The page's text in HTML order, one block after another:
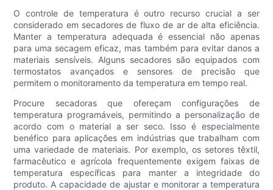
O controle de temperatura é outro recurso crucial a ser
considerado em secadores de fluxo de ar de alta eficiência.
Manter a temperatura adequada é essencial não apenas
para uma secagem eficaz, mas também para evitar danos a
materiais sensíveis. Alguns secadores são equipados com
termostatos avançados e sensores de precisão que
permitem o monitoramento da temperatura em tempo real.
Procure secadoras que ofereçam configurações de
temperatura programáveis, permitindo a personalização de
acordo com o material a ser seco. Isso é especialmente
benéfico para aplicações em indústrias que trabalham com
uma variedade de materiais. Por exemplo, os setores têxtil,
farmacêutico e agrícola frequentemente exigem faixas de
temperatura específicas para manter a integridade do
produto. A capacidade de ajustar e monitorar a temperatura